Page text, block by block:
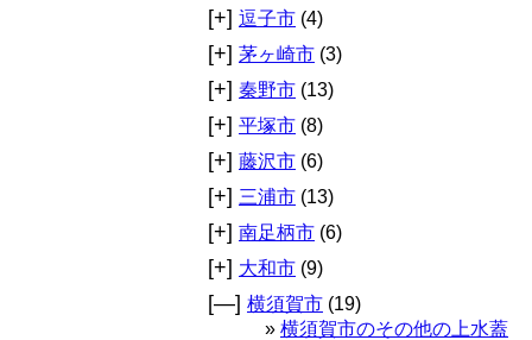
[+] 逗子市 (4)
[+] 茅ヶ崎市 (3)
[+] 秦野市 (13)
[+] 平塚市 (8)
[+] 藤沢市 (6)
[+] 三浦市 (13)
[+] 南足柄市 (6)
[+] 大和市 (9)
[—] 横須賀市 (19)
横須賀市のその他の上水蓋